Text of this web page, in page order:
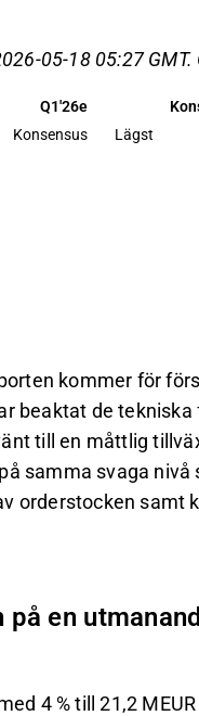
förväntad förbättring
med målet att
att resultatnivån
05-18 05:27 GMT.
Q1'26e
Konsensus Lägst
kommer för
beaktat de
till en måttlig
samma svaga nivå
orderstocken samt
en
4 % till 21,2 MEUR